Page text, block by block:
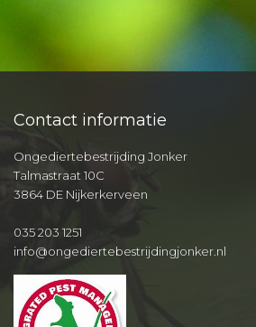
Contact informatie
Ongediertebestrijding Jonker
Talmastraat 10C
3864 DE Nijkerkerveen
035 203 1251
info@ongediertebestrijdingjonker.nl